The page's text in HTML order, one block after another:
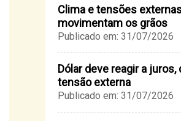
Clima e tensões
movimentam os grãos
Publicado em: 31/07/2026
Dólar deve reagir a juros,
tensão externa
Publicado em: 31/07/2026